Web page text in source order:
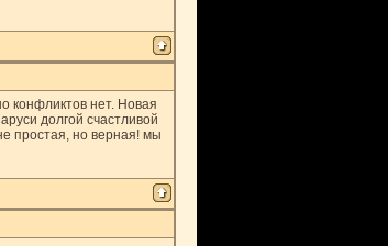
конфликтов нет. Новая
долгой счастливой
простая, но верная! мы